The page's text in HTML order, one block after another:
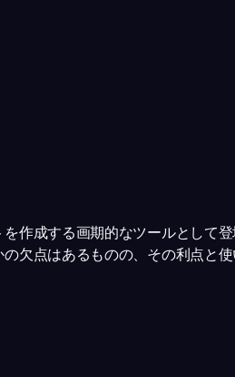
作成する画期的なツールとして
欠点はあるものの、その利点と